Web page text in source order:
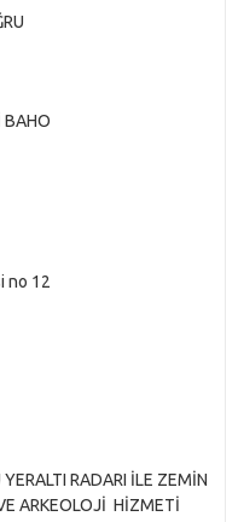
BAHO
no 12
RADARI İLE ZEMİN
ARKEOLOJİ HİZMETİ